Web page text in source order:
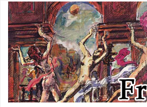
Salta al contenuto principale